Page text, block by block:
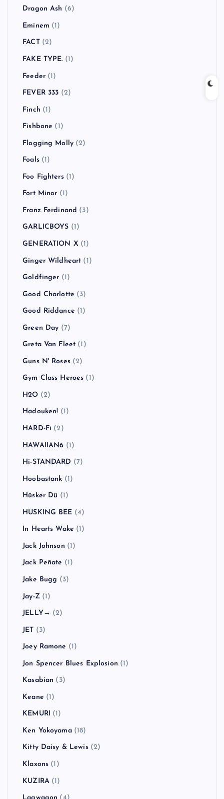
Dragon Ash (6)
Eminem (1)
FACT(2)
FAKE TYPE. (1)
Feeder(1)
FEVER 333 (2)
Finch (1)
Fishbone (1)
Flogging Molly (2)
Foals(1)
Foo Fighters(1)
Fort Minor (1)
Franz Ferdinand (3)
GARLICBOYS (1)
GENERATION X (1)
Ginger Wildheart (1)
Goldfinger (1)
Good Charlotte (3)
Good Riddance (1)
Green Day (7)
Greta Van Fleet (1)
Guns N' Roses(2)
Gym Class Heroes (1)
H2O (2)
Hadouken! (1)
HARD-Fi (2)
HAWAIIAN6 (1)
Hi-STANDARD (7)
Hoobastank (1)
Hüsker Dü (1)
HUSKING BEE (4)
In Hearts Wake (1)
Jack Johnson (1)
Jack Peñate (1)
Jake Bugg (3)
Jay-Z(1)
JELLY→ (2)
JET (3)
Joey Ramone (1)
Jon Spencer Blues Explosion (1)
Kasabian (3)
Keane (1)
KEMURI (1)
Ken Yokoyama(18)
Kitty Daisy & Lewis(2)
Klaxons (1)
KUZIRA(1)